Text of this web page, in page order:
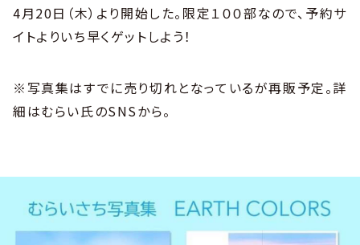
4月20日（木）より開始した。限定１００部なので、予約サ
イトよりいち早くゲットしよう！
※写真集はすでに売り切れとなっているが再販予定。詳
細はむらい氏のSNSから。